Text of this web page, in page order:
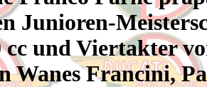
Junioren-
cc und Viertakter
Wanes Francini,